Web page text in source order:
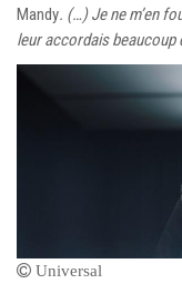
Mandy. (…) Je ne m’en
leur accordais beaucoup
Universal